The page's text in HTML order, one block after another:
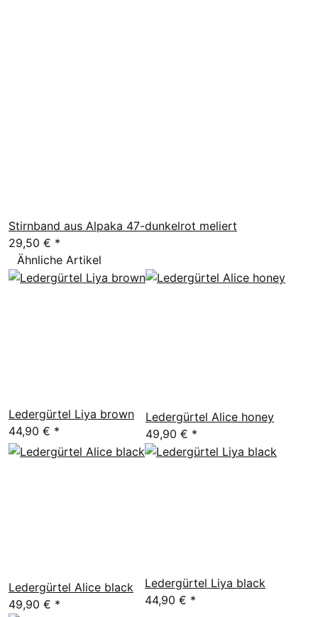
Stirnband aus Alpaka 47-dunkelrot meliert
29,50 € *
Ähnliche Artikel
Ledergürtel Liya brown
44,90 € *
Ledergürtel Alice honey
49,90 € *
Ledergürtel Alice black
49,90 € *
Ledergürtel Liya black
44,90 € *